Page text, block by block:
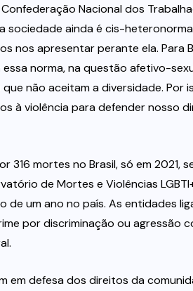
Nacional dos
sociedade ainda é cis-
nos apresentar perante ela. Para
essa norma, na questão afetivo-
não aceitam a diversidade. Por
à violência para defender nosso
316 mortes no Brasil, só em
de Mortes e Violências
um ano no país. As entidades
por discriminação ou agressão
em defesa dos direitos da